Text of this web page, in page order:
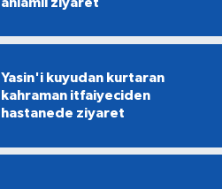
Yasin'i kuyudan kurtaran
kahraman itfaiyeciden
hastanede ziyaret